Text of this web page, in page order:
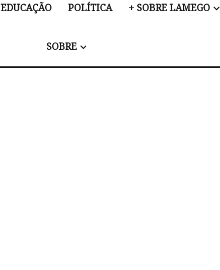
EDUCAÇÃO POLÍTICA + SOBRE LAMEGO
SOBRE